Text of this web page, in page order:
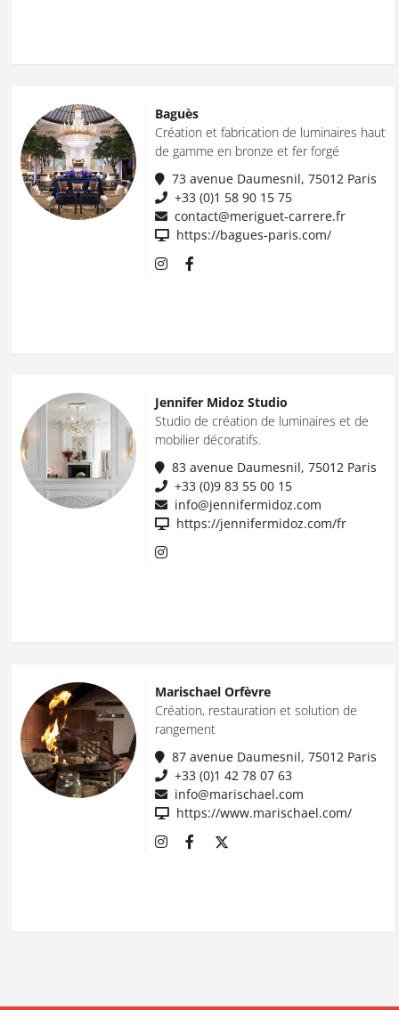
Baguès
Création et fabrication de luminaires haut
de gamme en bronze et fer forgé
73 avenue Daumesnil, 75012 Paris
+33 (0)1 58 90 15 75
contact@meriguet-carrere.fr
https://bagues-paris.com/
Jennifer Midoz Studio
Studio de création de luminaires et de
mobilier décoratifs.
83 avenue Daumesnil, 75012 Paris
+33 (0)9 83 55 00 15
info@jennifermidoz.com
https://jennifermidoz.com/fr
Marischael Orfèvre
Création, restauration et solution de
rangement
87 avenue Daumesnil, 75012 Paris
+33 (0)1 42 78 07 63
info@marischael.com
https://www.marischael.com/